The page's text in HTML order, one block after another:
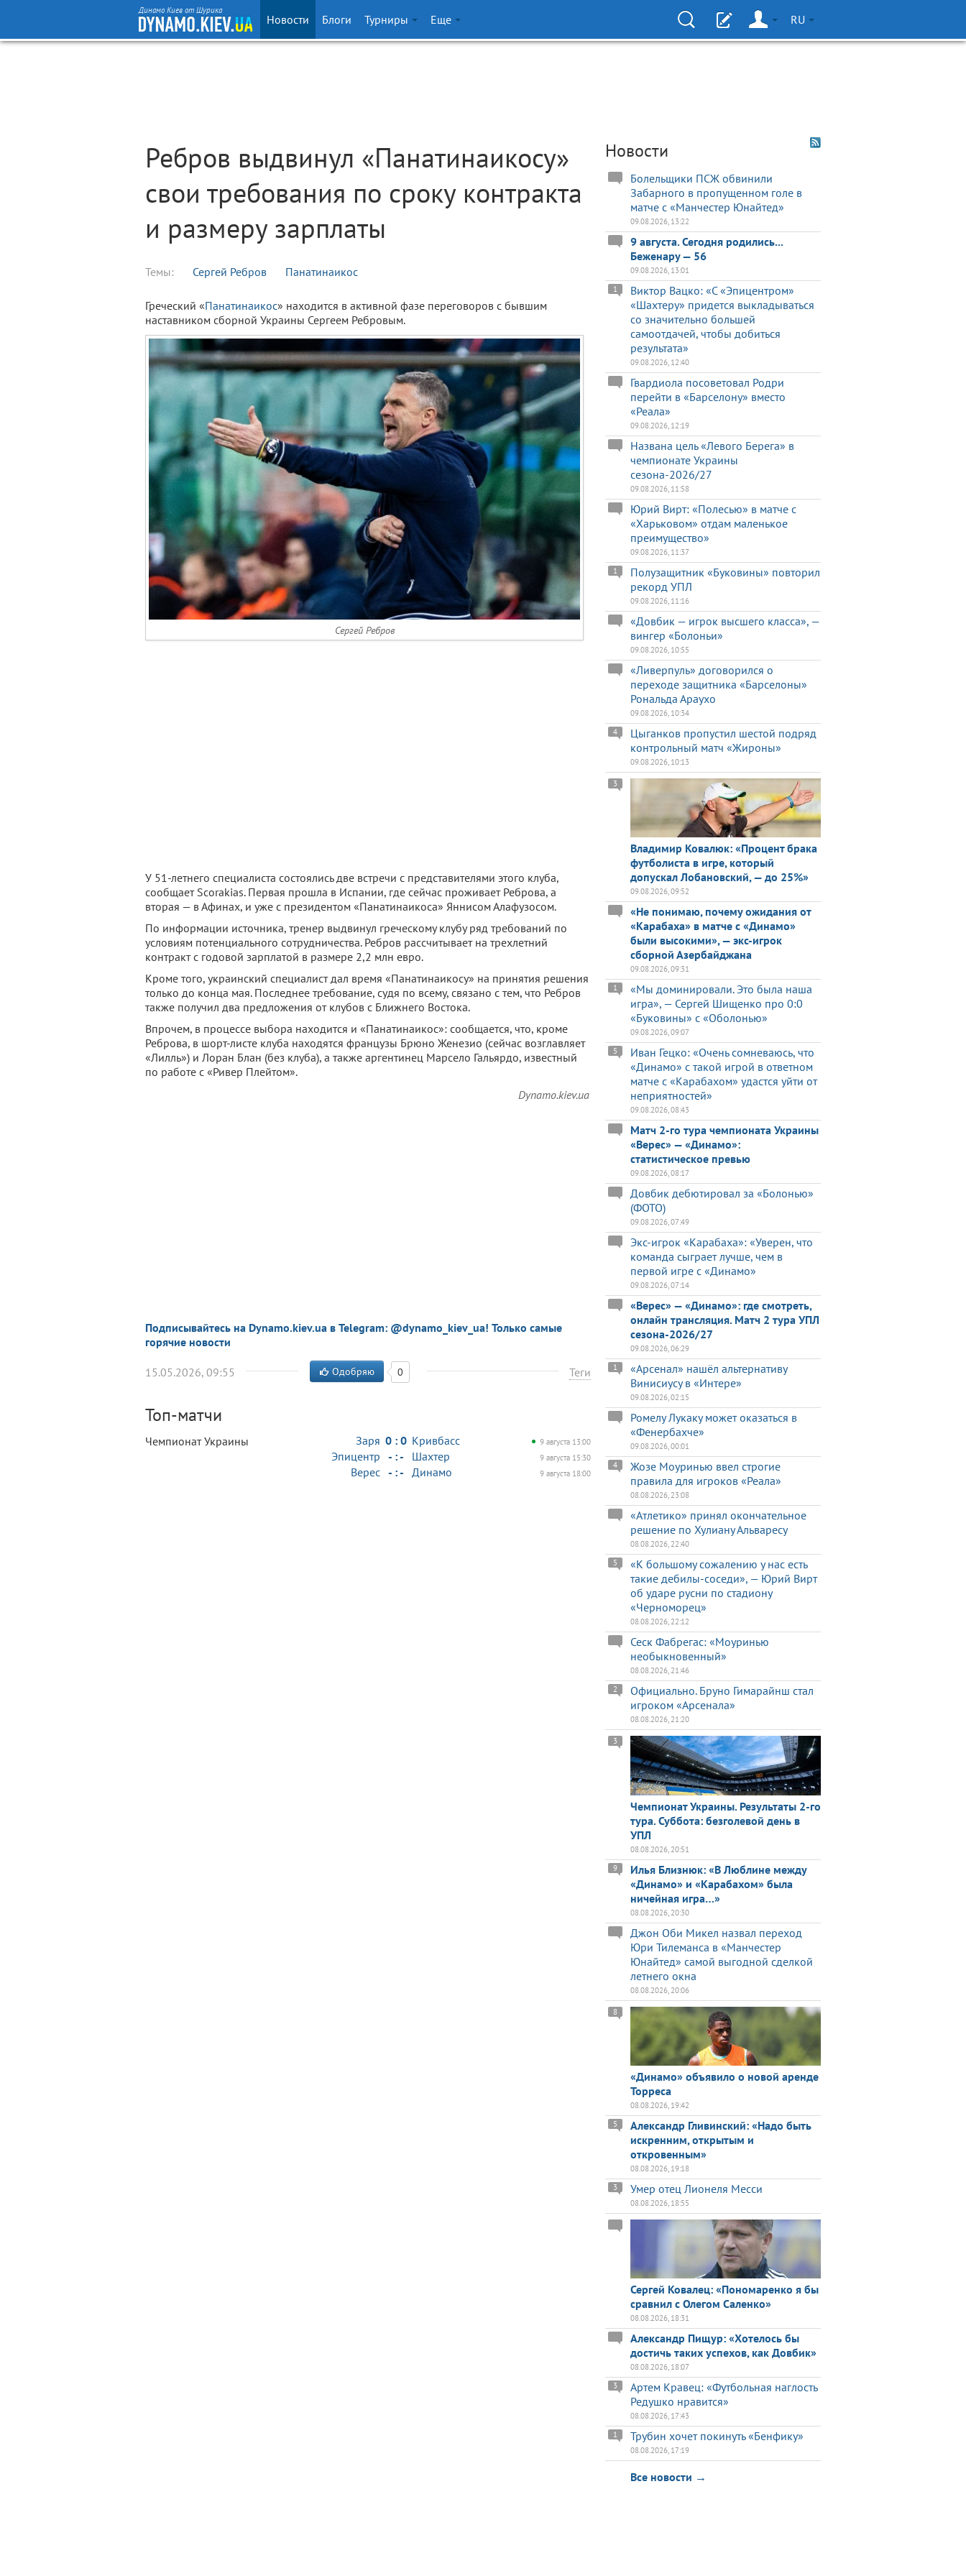
Динамо Киев от Шурика
Новости Блоги Турниры Еще RU
Ребров выдвинул «Панатинаикосу»
свои требования по сроку контракта
и размеру зарплаты
Темы: Сергей Ребров Панатинаикос
Греческий «Панатинаикос» находится в активной фазе переговоров с бывшим
наставником сборной Украины Сергеем Ребровым.
Сергей Ребров
У 51-летнего специалиста состоялись две встречи с представителями этого клуба,
сообщает Scorakias. Первая прошла в Испании, где сейчас проживает Реброва, а
вторая — в Афинах, и уже с президентом «Панатинаикоса» Яннисом Алафузосом.
По информации источника, тренер выдвинул греческому клубу ряд требований по
условиям потенциального сотрудничества. Ребров рассчитывает на трехлетний
контракт с годовой зарплатой в размере 2,2 млн евро.
Кроме того, украинский специалист дал время «Панатинаикосу» на принятия решения
только до конца мая. Последнее требование, судя по всему, связано с тем, что Ребров
также получил два предложения от клубов с Ближнего Востока.
Впрочем, в процессе выбора находится и «Панатинаикос»: сообщается, что, кроме
Реброва, в шорт-листе клуба находятся французы Брюно Женезио (сейчас возглавляет
«Лилль») и Лоран Блан (без клуба), а также аргентинец Марсело Гальярдо, известный
по работе с «Ривер Плейтом».
Dynamo.kiev.ua
Подписывайтесь на Dynamo.kiev.ua в Telegram: @dynamo_kiev_ua! Только самые
горячие новости
15.05.2026, 09:55 Теги
Одобряю 0
Топ-матчи
Чемпионат Украины Заря Кривбасс
0 : 0 9 августа 13:00
Эпицентр Шахтер
- : - 9 августа 15:30
Верес Динамо
- : - 9 августа 18:00
Новости
Болельщики ПСЖ обвинили
Забарного в пропущенном голе в
матче с «Манчестер Юнайтед»
09.08.2026, 13:22
9 августа. Сегодня родились...
Беженару — 56
09.08.2026, 13:01
Виктор Вацко: «С «Эпицентром»
«Шахтеру» придется выкладываться
со значительно большей
самоотдачей, чтобы добиться
результата»
1
09.08.2026, 12:40
Гвардиола посоветовал Родри
перейти в «Барселону» вместо
«Реала»
09.08.2026, 12:19
Названа цель «Левого Берега» в
чемпионате Украины
сезона-2026/27
09.08.2026, 11:58
Юрий Вирт: «Полесью» в матче с
«Харьковом» отдам маленькое
преимущество»
09.08.2026, 11:37
Полузащитник «Буковины» повторил
рекорд УПЛ
1
09.08.2026, 11:16
«Довбик — игрок высшего класса», —
вингер «Болоньи»
09.08.2026, 10:55
«Ливерпуль» договорился о
переходе защитника «Барселоны»
Рональда Араухо
09.08.2026, 10:34
Цыганков пропустил шестой подряд
контрольный матч «Жироны»
4
09.08.2026, 10:13
Владимир Ковалюк: «Процент брака
футболиста в игре, который
допускал Лобановский, — до 25%»
3
09.08.2026, 09:52
«Не понимаю, почему ожидания от
«Карабаха» в матче с «Динамо»
были высокими», — экс-игрок
сборной Азербайджана
09.08.2026, 09:31
«Мы доминировали. Это была наша
игра», — Сергей Шищенко про 0:0
«Буковины» с «Оболонью»
1
09.08.2026, 09:07
Иван Гецко: «Очень сомневаюсь, что
«Динамо» с такой игрой в ответном
матче с «Карабахом» удастся уйти от
неприятностей»
5
09.08.2026, 08:43
Матч 2-го тура чемпионата Украины
«Верес» — «Динамо»:
статистическое превью
09.08.2026, 08:17
Довбик дебютировал за «Болонью»
(ФОТО)
09.08.2026, 07:49
Экс-игрок «Карабаха»: «Уверен, что
команда сыграет лучше, чем в
первой игре с «Динамо»
09.08.2026, 07:14
«Верес» — «Динамо»: где смотреть,
онлайн трансляция. Матч 2 тура УПЛ
сезона-2026/27
09.08.2026, 06:29
«Арсенал» нашёл альтернативу
Винисиусу в «Интере»
1
09.08.2026, 02:15
Ромелу Лукаку может оказаться в
«Фенербахче»
09.08.2026, 00:01
Жозе Моуринью ввел строгие
правила для игроков «Реала»
4
08.08.2026, 23:08
«Атлетико» принял окончательное
решение по Хулиану Альваресу
08.08.2026, 22:40
«К большому сожалению у нас есть
такие дебилы-соседи», — Юрий Вирт
об ударе русни по стадиону
«Черноморец»
5
08.08.2026, 22:12
Сеск Фабрегас: «Моуринью
необыкновенный»
08.08.2026, 21:46
Официально. Бруно Гимарайнш стал
игроком «Арсенала»
2
08.08.2026, 21:20
Чемпионат Украины. Результаты 2-го
тура. Суббота: безголевой день в
УПЛ
3
08.08.2026, 20:51
Илья Близнюк: «В Люблине между
«Динамо» и «Карабахом» была
ничейная игра…»
9
08.08.2026, 20:30
Джон Оби Микел назвал переход
Юри Тилеманса в «Манчестер
Юнайтед» самой выгодной сделкой
летнего окна
08.08.2026, 20:06
«Динамо» объявило о новой аренде
Торреса
8
08.08.2026, 19:42
Александр Гливинский: «Надо быть
искренним, открытым и
откровенным»
5
08.08.2026, 19:18
Умер отец Лионеля Месси
3
08.08.2026, 18:55
Сергей Ковалец: «Пономаренко я бы
сравнил с Олегом Саленко»
08.08.2026, 18:31
Александр Пищур: «Хотелось бы
достичь таких успехов, как Довбик»
08.08.2026, 18:07
Артем Кравец: «Футбольная наглость
Редушко нравится»
3
08.08.2026, 17:43
Трубин хочет покинуть «Бенфику»
1
08.08.2026, 17:19
Все новости →